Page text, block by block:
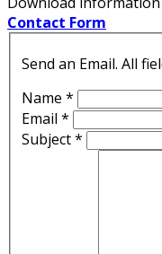
Contact Form
Send an Email. All
Name *
Email *
Subject*